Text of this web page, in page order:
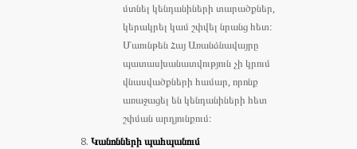
մտնել կենդանիների տարածքներ,
կերակրել կամ շփվել նրանց հետ։
Մաունթեն Հայ Առանձնավայրը
պատասխանատվություն չի կրում
վնասվածքների համար, որոնք
առաջացել են կենդանիների հետ
շփման արդյունքում։
Կանոնների պահպանում